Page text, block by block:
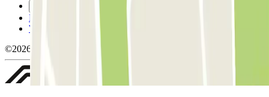
Politica sulla privacy
Whistleblowing
©2026 Parclick. Tutti i diritti riservati